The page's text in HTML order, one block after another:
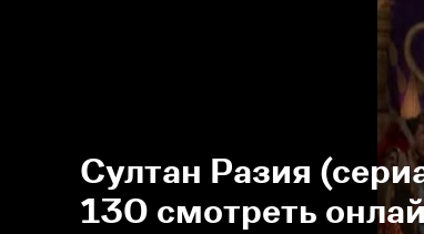
Султан Разия
130 смотреть